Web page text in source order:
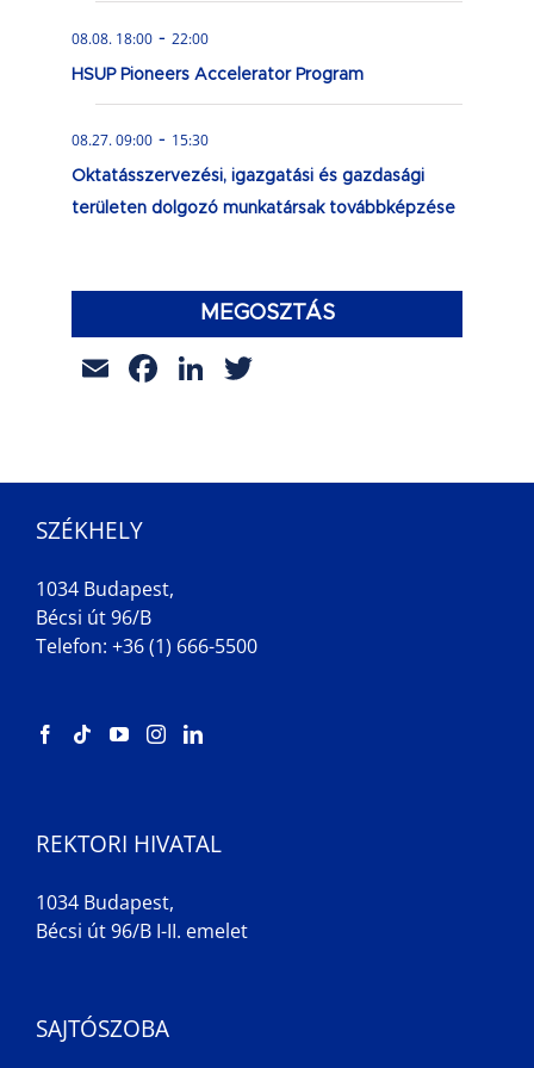
08.08. 18:00 - 22:00
HSUP Pioneers Accelerator Program
08.27. 09:00 - 15:30
Oktatásszervezési, igazgatási és gazdasági
területen dolgozó munkatársak továbbképzése
MEGOSZTÁS
EmailFacebook
LinkedIn
SZÉKHELY
1034 Budapest,
Bécsi út 96/B
Telefon: +36 (1) 666-5500
REKTORI HIVATAL
1034 Budapest,
Bécsi út 96/B I-II. emelet
SAJTÓSZOBA